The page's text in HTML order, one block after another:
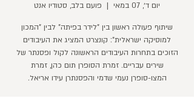
יום ד׳, 07 במאי
  |
פועם בלב, סטודיו אנט
שיתוף פעולה ראשון בין "לידר בפיתה" לבין "המכון
למוסיקה ישראלית": קונצרט המציג את העיבודים
הזוכים בתחרות העיבודים הראשונה לקול ופסנתר של
שירים עבריים. זמרת הסופרן תום כהן, זמרת
המצו-סופרן נעמי שדמי והפסנתרן עידו אריאל.